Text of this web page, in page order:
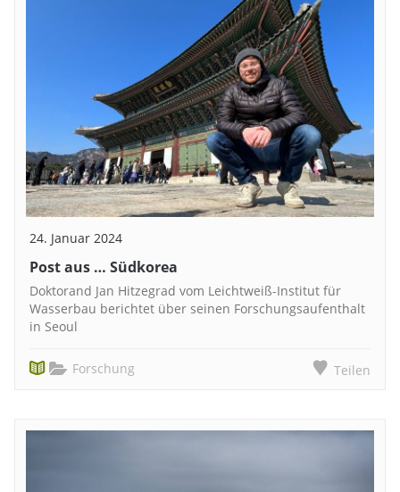
24. Januar 2024
Post aus … Südkorea
Doktorand Jan Hitzegrad vom Leichtweiß-Institut für
Wasserbau berichtet über seinen Forschungsaufenthalt
in Seoul
Forschung Teilen